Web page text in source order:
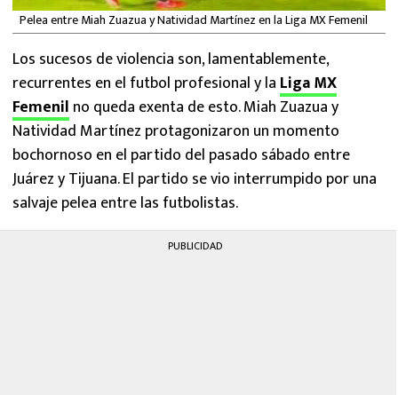
NFL
Pelea entre Miah Zuazua y Natividad Martínez en la Liga MX Femenil
Los sucesos de violencia son, lamentablemente,
recurrentes en el futbol profesional y la Liga MX
Femenil no queda exenta de esto. Miah Zuazua y
Natividad Martínez protagonizaron un momento
bochornoso en el partido del pasado sábado entre
Juárez y Tijuana. El partido se vio interrumpido por una
salvaje pelea entre las futbolistas.
PUBLICIDAD